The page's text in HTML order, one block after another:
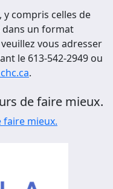
y compris celles de
dans un format
vous adresser
le 613-542-2949 ou
.
de faire mieux.
mieux.